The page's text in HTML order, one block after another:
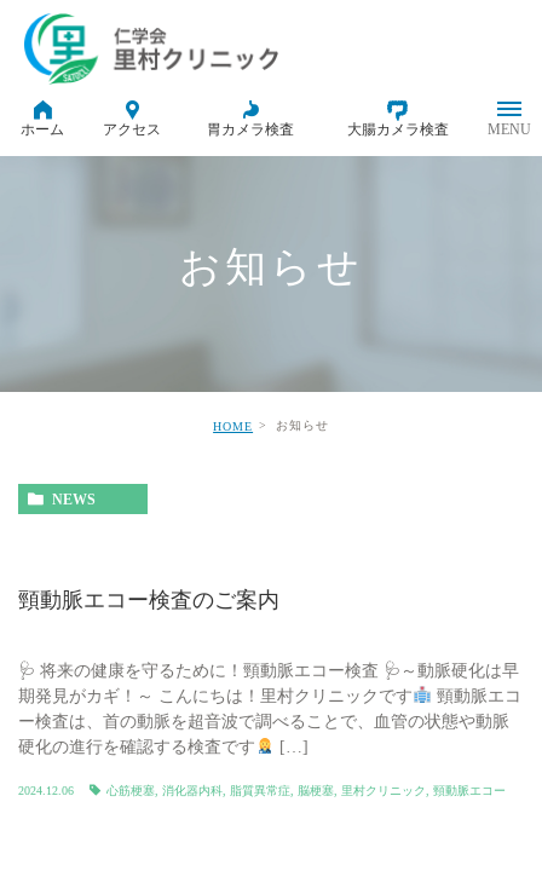
ホーム アクセス 胃カメラ検査 大腸カメラ検査
お知らせ
HOME お知らせ
NEWS
頸動脈エコー検査のご案内
🩺 将来の健康を守るために！頸動脈エコー検査 🩺～動脈硬化は早
期発見がカギ！～ こんにちは！里村クリニックです
頸動脈エコ
ー検査は、首の動脈を超音波で調べることで、血管の状態や動脈
硬化の進行を確認する検査です
[…]
2024.12.06 心筋梗塞 消化器内科 脂質異常症 脳梗塞 里村クリニック 頸動脈エコー